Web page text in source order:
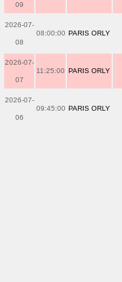
09
2026-07-
08
08:00:00 PARIS ORLY
2026-07-
07
11:25:00 PARIS ORLY
2026-07-
06
09:45:00 PARIS ORLY